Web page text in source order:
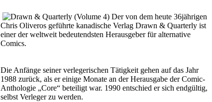
Der von dem heute 36jährigen
Chris Oliveros geführte kanadische Verlag Drawn & Quarterly ist
einer der weltweit bedeutendsten Herausgeber für alternative
Comics.
Die Anfänge seiner verlegerischen Tätigkeit gehen auf das Jahr
1988 zurück, als er einige Monate an der Herausgabe der Comic-
Anthologie „Core“ beteiligt war. 1990 entschied er sich endgültig,
selbst Verleger zu werden.